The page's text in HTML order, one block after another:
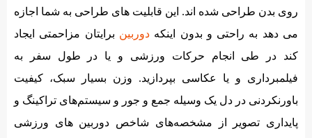
روی بدن طراحی شده اند. این قابلیت های طراحی به شما اجازه
می دهد به راحتی و بدون اینکهدوربین برایتان مزاحمتی ایجاد
کند در طی انجام حرکات ورزشی و یا در طول سفر به
فیلمبرداری و یا عکاسی بپردازید. وزن بسیار سبک، کیفیت
باورنکردنی در دل یک وسیله جمع و جور و سیستم‌های تراکینگ و
پایداری تصویر از مشخصه‌های شاخص دوربین‌ های ورزشی